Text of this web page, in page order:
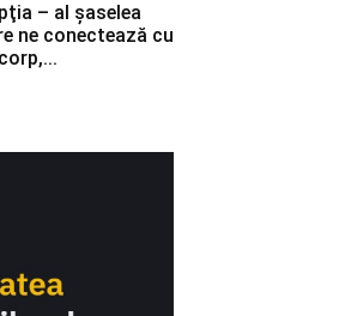
– al șaselea
ne conectează cu